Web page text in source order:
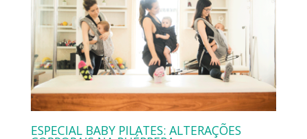
ESPECIAL BABY PILATES: ALTERAÇÕES